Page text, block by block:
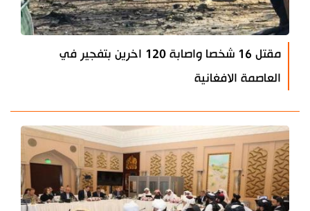
مقتل 16 شخصا واصابة 120 اخرين بتفجير في
العاصمة الافغانية